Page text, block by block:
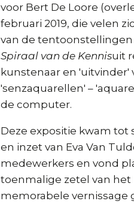
voor Bert De Loore
februari 2019, die velen
van de tentoonstellingen
Spiraal van de Kennisuit
kunstenaar en 'uitvinder'
'senzaquarellen' –
de computer.
Deze expositie kwam
en inzet van Eva Van
medewerkers en vond
toenmalige zetel van het
memorabele vernissage